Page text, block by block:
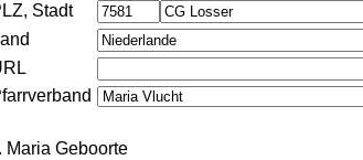
Stadt
Maria Geboorte